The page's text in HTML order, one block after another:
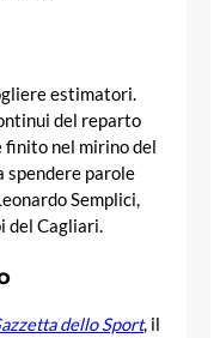
estimatori.
del reparto
finito nel mirino del
spendere parole
Semplici,
del Cagliari.
dello Sport, il